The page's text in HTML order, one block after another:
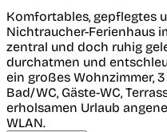
Komfortables, gepflegtes
Nichtraucher-Ferienhaus
zentral und doch ruhig
durchatmen und
ein großes Wohnzimmer,
Bad/WC, Gäste-WC,
erholsamen Urlaub
WLAN.